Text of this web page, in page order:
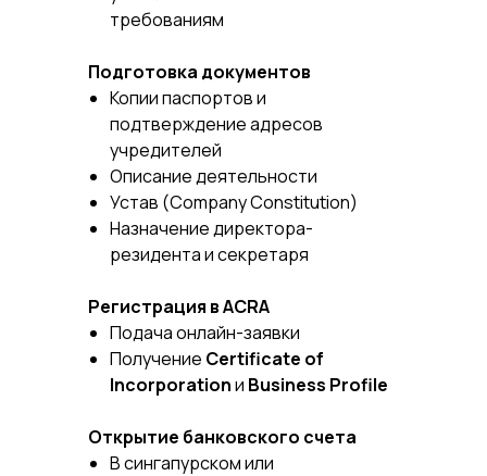
требованиям
Подготовка документов
Копии паспортов и
подтверждение адресов
учредителей
Описание деятельности
Устав (Company Constitution)
Назначение директора-
резидента и секретаря
Регистрация в ACRA
Подача онлайн-заявки
Получение Certificate of
Incorporationи Business Profile
Открытие банковского счета
В сингапурском или